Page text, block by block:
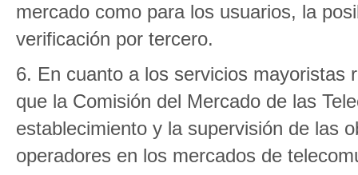
mercado como para los usuarios, la
verificación por tercero.
6. En cuanto a los servicios mayoristas
que la Comisión del Mercado de las
establecimiento y la supervisión de las
operadores en los mercados de